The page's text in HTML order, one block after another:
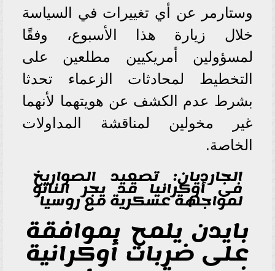
وستارمر عن أي تغييرات في السياسة
خلال زيارة هذا الأسبوع، وفقًا
لمسؤولين أمريكيين مطلعين على
التخطيط لمحادثات الزعماء تحدثا
بشرط عدم الكشف عن هويتهما لأنهما
غير مخولين لمناقشة المداولات
الخاصة.
الجارديان: تصعيد الصواريخ
فى أوكرانيا قد يجر الناتو
لمواجهة عسكرية مع روسيا
بايدن يلمح بموافقة
على ضربات أوكرانية